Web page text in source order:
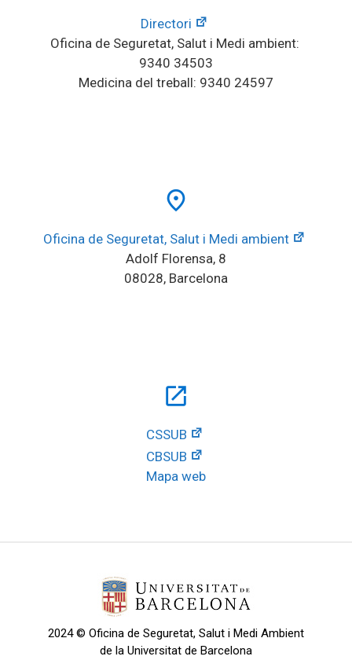
Directori
Oficina de Seguretat, Salut i Medi ambient:
9340 34503
Medicina del treball: 9340 24597
place
Oficina de Seguretat, Salut i Medi ambient
Adolf Florensa, 8
08028, Barcelona
open_in_new
CSSUB
CBSUB
Mapa web
2024 © Oficina de Seguretat, Salut i Medi Ambient
de la Universitat de Barcelona